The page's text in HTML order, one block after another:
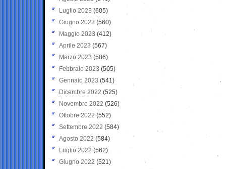
Luglio 2023 (605)
Giugno 2023 (560)
Maggio 2023 (412)
Aprile 2023 (567)
Marzo 2023 (506)
Febbraio 2023 (505)
Gennaio 2023 (541)
Dicembre 2022 (525)
Novembre 2022 (526)
Ottobre 2022 (552)
Settembre 2022 (584)
Agosto 2022 (584)
Luglio 2022 (562)
Giugno 2022 (521)